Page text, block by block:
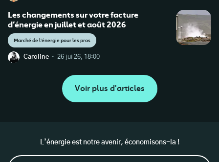
Les changements sur votre facture
d’énergie en juillet et août 2026
Marché de l'énergie pour les pros
Caroline · 26 jui 26, 18:00
Voir plus d'articles
L’énergie est notre avenir, économisons-la !